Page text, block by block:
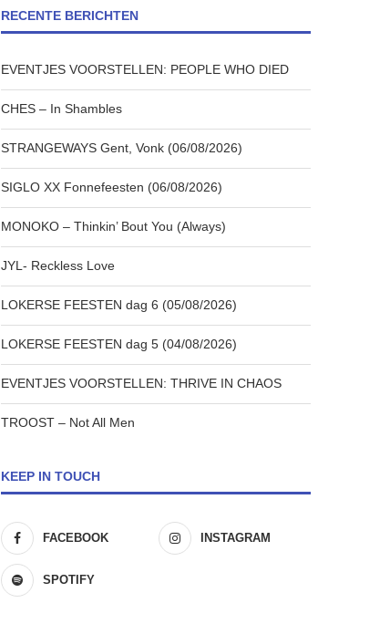
RECENTE BERICHTEN
EVENTJES VOORSTELLEN: PEOPLE WHO DIED
CHES – In Shambles
STRANGEWAYS Gent, Vonk (06/08/2026)
SIGLO XX Fonnefeesten (06/08/2026)
MONOKO – Thinkin’ Bout You (Always)
JYL- Reckless Love
LOKERSE FEESTEN dag 6 (05/08/2026)
LOKERSE FEESTEN dag 5 (04/08/2026)
EVENTJES VOORSTELLEN: THRIVE IN CHAOS
TROOST – Not All Men
KEEP IN TOUCH
FACEBOOK INSTAGRAM
SPOTIFY